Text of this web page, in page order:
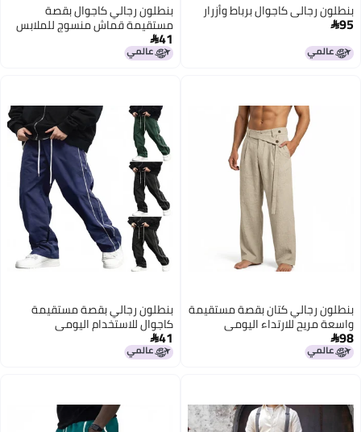
بنطلون رجالي كاجوال برباط وأزرار
95
بنطلون رجالي كاجوال بقصة
مستقيمة قماش منسوج للملابس
اليومية ربيع خريف
41
بنطلون رجالي كتان بقصة مستقيمة
واسعة مريح للارتداء اليومي
98
بنطلون رجالي بقصة مستقيمة
كاجوال للاستخدام اليومي
41